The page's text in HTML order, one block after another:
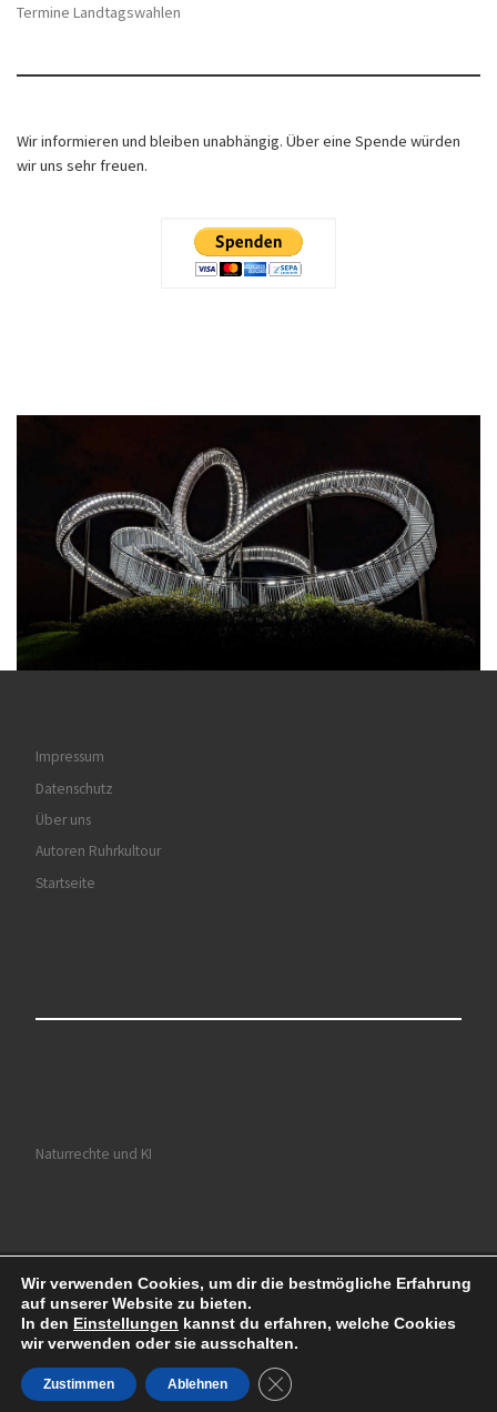
Termine Landtagswahlen
Wir informieren und bleiben unabhängig. Über eine Spende würden
wir uns sehr freuen.
Impressum
Datenschutz
Über uns
Autoren Ruhrkultour
Startseite
Naturrechte und KI
© 2026Ruhrkultour– Alle Rechte vorbehalten
Präsentiert vonWP– Entworfen mit demCustomizr-Theme
Wir verwenden Cookies, um dir die bestmögliche Erfahrung
auf unserer Website zu bieten.
In den Einstellungen kannst du erfahren, welche Cookies
wir verwenden oder sie ausschalten.
Zustimmen Ablehnen GDPR Cookie-Banner